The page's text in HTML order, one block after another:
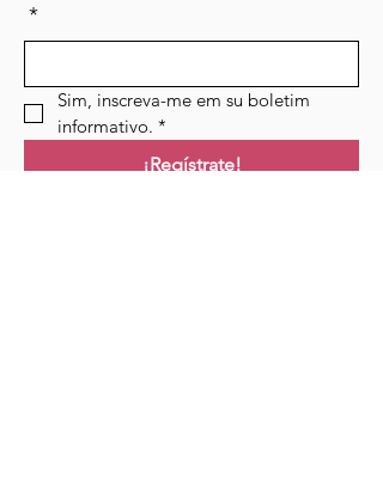
*
Sim, inscreva-me em su boletim
informativo. *
¡Regístrate!